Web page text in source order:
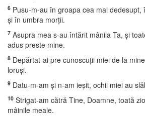
6 Pusu-m-au în groapa cea mai
şi în umbra morţii.
7 Asupra mea s-au întărit mâniia Ta, şi
adus preste mine.
8 Depărtat-ai pre cunoscuţii miei de la
loruşi.
9 Datu-m-am şi n-am ieşit, ochii miei au
10 Strigat-am cătră Tine, Doamne, toată
mâinile meale.